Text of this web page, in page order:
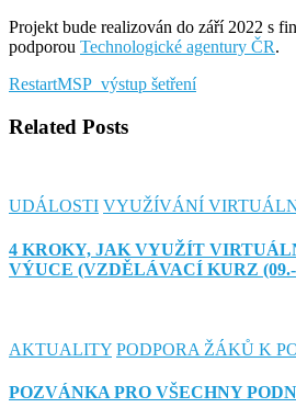
Projekt bude realizován do září 2022 s
podporou Technologické agentury ČR.
RestartMSP_výstup šetření
Related Posts
UDÁLOSTI VYUŽÍVÁNÍ
4 KROKY, JAK VYUŽÍT
VÝUCE (VZDĚLÁVACÍ KURZ (09.-
AKTUALITY PODPORA ŽÁKŮ K
POZVÁNKA PRO VŠECHNY